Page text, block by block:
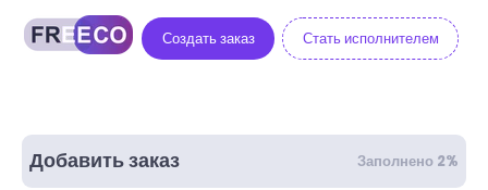
Создать заказ Стать исполнителем
Добавить заказ Заполнено 2%